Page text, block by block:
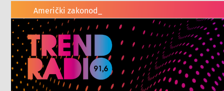
Američki zakonodavci traže od Trumpa da ponovo